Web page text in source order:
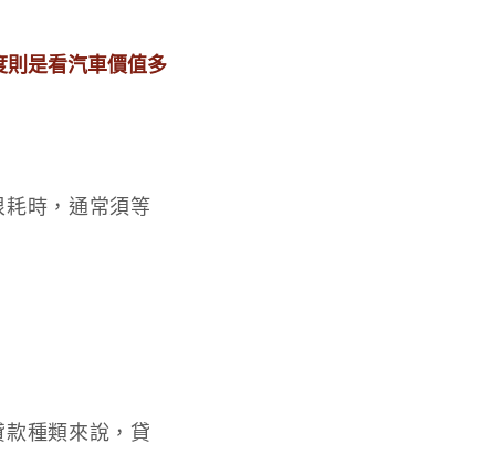
則是看汽車價值多
時，通常須等
種類來說，貸